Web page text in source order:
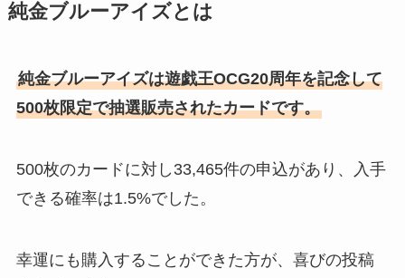
純金ブルーアイズとは
純金ブルーアイズは遊戯王OCG20周年を記念して
500枚限定で抽選販売されたカードです。
500枚のカードに対し33,465件の申込があり、入手
できる確率は1.5%でした。
幸運にも購入することができた方が、喜びの投稿